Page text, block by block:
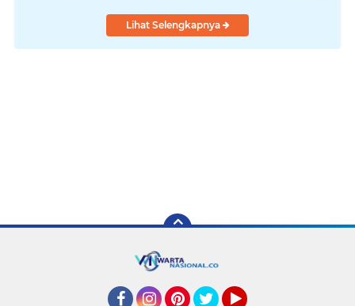
Lihat Selengkapnya